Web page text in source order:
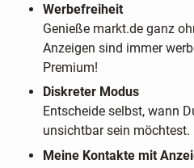
Werbefreiheit
Genieße markt.de ganz
Anzeigen sind immer
Premium!
Diskreter Modus
Entscheide selbst, wann
unsichtbar sein möchtest.
Meine Kontakte mit